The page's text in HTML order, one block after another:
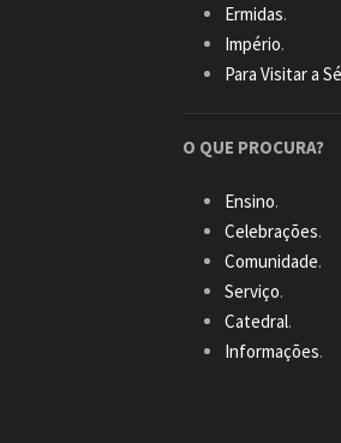
Ermidas.
Império.
Para Visitar a Sé
O QUE PROCURA?
Ensino.
Celebrações.
Comunidade.
Serviço.
Catedral.
Informações.